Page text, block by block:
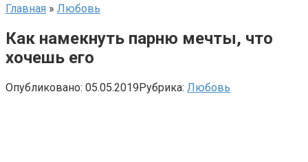
Главная » Любовь
Как намекнуть парню мечты, что
хочешь его
Опубликовано: 05.05.2019Рубрика: Любовь